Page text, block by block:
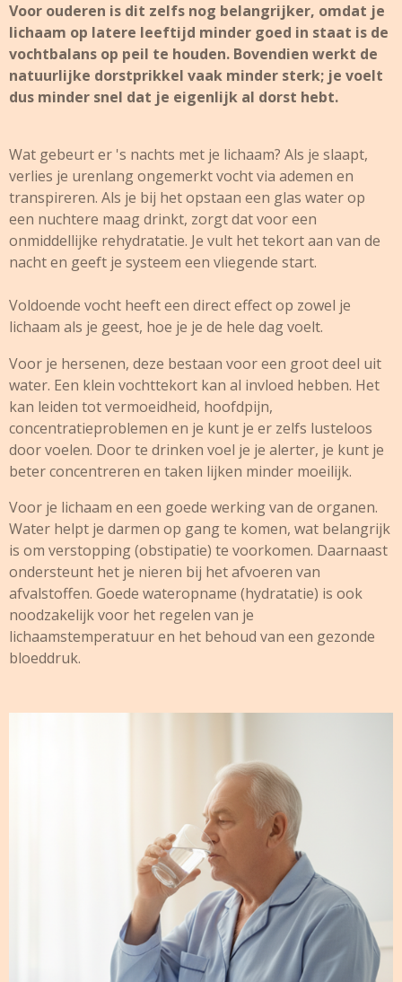
Voor ouderen is dit zelfs nog belangrijker, omdat je
lichaam op latere leeftijd minder goed in staat is de
vochtbalans op peil te houden. Bovendien werkt de
natuurlijke dorstprikkel vaak minder sterk; je voelt
dus minder snel dat je eigenlijk al dorst hebt.
Wat gebeurt er 's nachts met je lichaam? Als je slaapt,
verlies je urenlang ongemerkt vocht via ademen en
transpireren. Als je bij het opstaan een glas water op
een nuchtere maag drinkt, zorgt dat voor een
onmiddellijke rehydratatie. Je vult het tekort aan van de
nacht en geeft je systeem een vliegende start.
Voldoende vocht heeft een direct effect op zowel je
lichaam als je geest, hoe je je de hele dag voelt.
Voor je hersenen, deze bestaan voor een groot deel uit
water. Een klein vochttekort kan al invloed hebben. Het
kan leiden tot vermoeidheid, hoofdpijn,
concentratieproblemen en je kunt je er zelfs lusteloos
door voelen. Door te drinken voel je je alerter, je kunt je
beter concentreren en taken lijken minder moeilijk.
Voor je lichaam en een goede werking van de organen.
Water helpt je darmen op gang te komen, wat belangrijk
is om verstopping (obstipatie) te voorkomen. Daarnaast
ondersteunt het je nieren bij het afvoeren van
afvalstoffen. Goede wateropname (hydratatie) is ook
noodzakelijk voor het regelen van je
lichaamstemperatuur en het behoud van een gezonde
bloeddruk.